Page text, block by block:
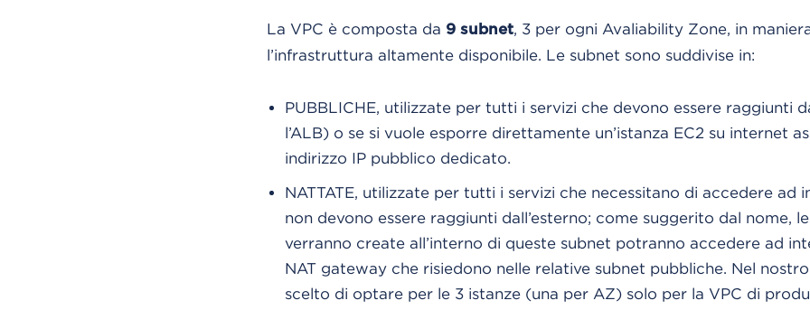
La VPC è composta da 9 subnet, 3 per ogni Avaliability Zone, in
l’infrastruttura altamente disponibile. Le subnet sono suddivise in:
PUBBLICHE, utilizzate per tutti i servizi che devono essere raggiunti
l’ALB) o se si vuole esporre direttamente un’istanza EC2 su internet
indirizzo IP pubblico dedicato.
NATTATE, utilizzate per tutti i servizi che necessitano di accedere ad
non devono essere raggiunti dall’esterno; come suggerito dal nome,
verranno create all’interno di queste subnet potranno accedere ad
NAT gateway che risiedono nelle relative subnet pubbliche. Nel
scelto di optare per le 3 istanze (una per AZ) solo per la VPC di